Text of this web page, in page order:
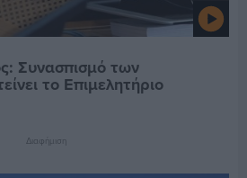
Συνασπισμό των
το Επιμελητήριο
Διαφήμιση